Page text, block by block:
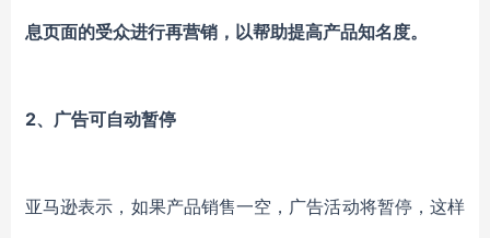
息页面的受众进行再营销，以帮助提高产品知名度。
2、广告可自动暂停
亚马逊表示，如果产品销售一空，广告活动将暂停，这样